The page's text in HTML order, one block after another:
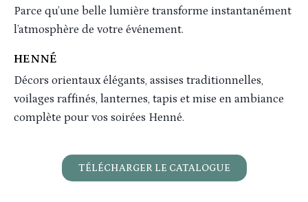
Parce qu’une belle lumière transforme instantanément
l’atmosphère de votre événement.
HENNÉ
Décors orientaux élégants, assises traditionnelles,
voilages raffinés, lanternes, tapis et mise en ambiance
complète pour vos soirées Henné.
TÉLÉCHARGER LE CATALOGUE